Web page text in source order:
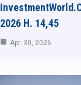
2026 H. 14,45
Apr. 30, 2026